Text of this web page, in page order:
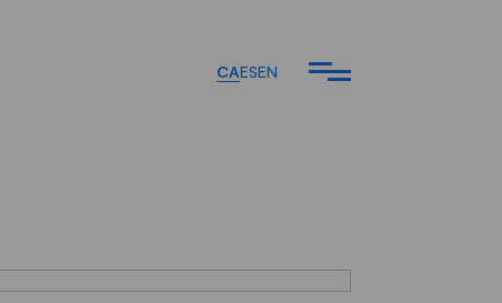
CAESEN